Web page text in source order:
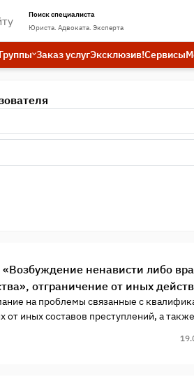
Поиск специалиста
Юриста. Адвоката. Эксперта
Группы Заказ услугЭксклюзив!Сервисы
ненависти либо
отграничение от иных
на проблемы связанные с
от иных составов преступлений, а
являющихся таковым.